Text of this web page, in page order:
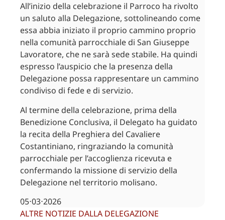
All’inizio della celebrazione il Parroco ha rivolto
un saluto alla Delegazione, sottolineando come
essa abbia iniziato il proprio cammino proprio
nella comunità parrocchiale di San Giuseppe
Lavoratore, che ne sarà sede stabile. Ha quindi
espresso l’auspicio che la presenza della
Delegazione possa rappresentare un cammino
condiviso di fede e di servizio.
Al termine della celebrazione, prima della
Benedizione Conclusiva, il Delegato ha guidato
la recita della Preghiera del Cavaliere
Costantiniano, ringraziando la comunità
parrocchiale per l’accoglienza ricevuta e
confermando la missione di servizio della
Delegazione nel territorio molisano.
05⋅03⋅2026
ALTRE NOTIZIE DALLA DELEGAZIONE